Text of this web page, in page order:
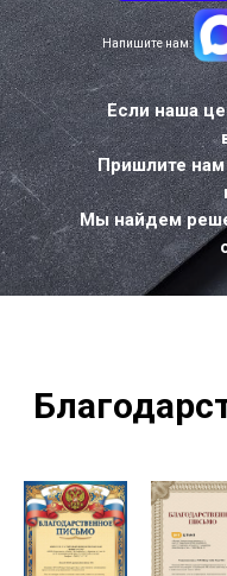
Если наша
Пришлите
Мы найдем
Напишите нам: